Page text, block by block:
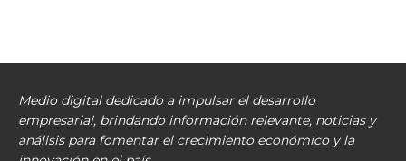
Medio digital dedicado a impulsar el desarrollo
empresarial, brindando información relevante, noticias y
análisis para fomentar el crecimiento económico y la